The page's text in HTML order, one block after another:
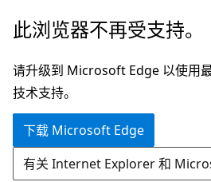
跳
主
要
内
此浏览器不再受支持。
请升级到 Microsoft Edge 以使用
技术支持。
下载 Microsoft Edge
有关 Internet Explorer 和